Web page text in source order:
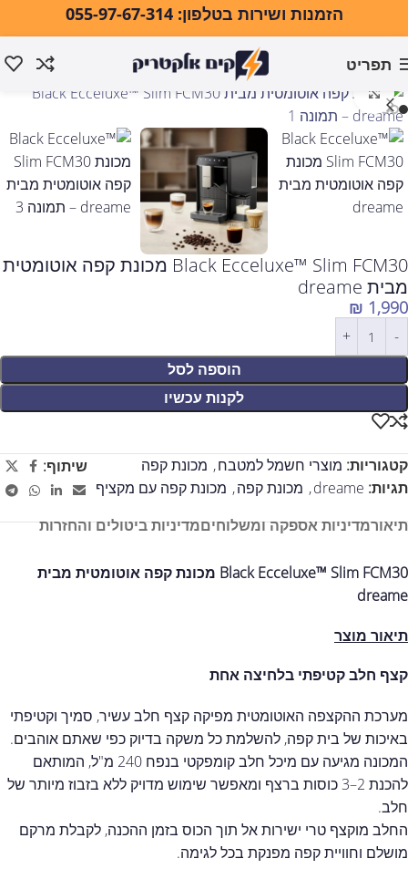
הזמנות ושירות בטלפון: 055-97-67-314
תפריט
עמוד הבית מוצרי חשמל למטבח מכונת קפה
Black Ecceluxe™ Slim FCM30 מכונת קפה אוטומטית
מבית dreame
₪ 1,990
הוספה לסל
לקנות עכשיו
קטגוריות: מוצרי חשמל למטבח, מכונת קפה
תגיות: dreame
, מכונת קפה, מכונת קפה עם מקציף
שיתוף:
תיאורמדיניות אספקה ומשלוחיםמדיניות ביטולים והחזרות
Black Ecceluxe™ Slim FCM30 מכונת קפה אוטומטית מבית
dreame
תיאור מוצר
קצף חלב קטיפתי בלחיצה אחת
מערכת ההקצפה האוטומטית מפיקה קצף חלב עשיר, סמיך וקטיפתי
באיכות של בית קפה, להשלמת כל משקה בדיוק כפי שאתם אוהבים.
המכונה מגיעה עם מיכל חלב קומפקטי בנפח 240 מ"ל, המותאם
להכנת 2–3 כוסות ברצף ומאפשר שימוש מדויק ללא בזבוז מיותר של
חלב.
החלב מוקצף טרי ישירות אל תוך הכוס בזמן ההכנה, לקבלת מרקם
מושלם וחוויית קפה מפנקת בכל לגימה.
לחצו להגדלה